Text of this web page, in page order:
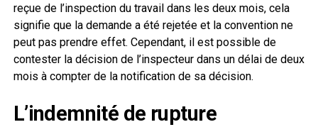
reçue de l’inspection du travail dans les deux mois, cela
signifie que la demande a été rejetée et la convention ne
peut pas prendre effet. Cependant, il est possible de
contester la décision de l’inspecteur dans un délai de deux
mois à compter de la notification de sa décision.
L’indemnité de rupture